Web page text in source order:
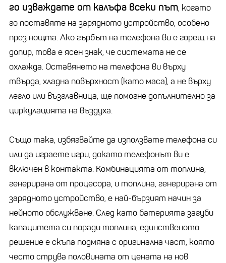
го изваждате от калъфа всеки път, когато
го поставяте на зарядното устройство, особено
през нощта. Ако гърбът на телефона ви е горещ на
допир, това е ясен знак, че системата не се
охлажда. Оставянето на телефона ви върху
твърда, хладна повърхност (като маса), а не върху
легло или възглавница, ще помогне допълнително за
циркулацията на въздуха.
Също така, избягвайте да използвате телефона си
или да играете игри, докато телефонът ви е
включен в контакта. Комбинацията от топлина,
генерирана от процесора, и топлина, генерирана от
зарядното устройство, е най-бързият начин за
нейното обслужване. След като батерията загуби
капацитета си поради топлина, единственото
решение е скъпа подмяна с оригинална част, която
често струва половината от цената на нов